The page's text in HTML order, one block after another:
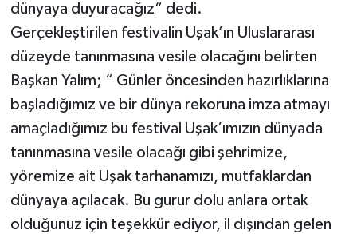
dünyaya duyuracağız“ dedi.
Gerçekleştirilen festivalin Uşak’ın Uluslararası
düzeyde tanınmasına vesile olacağını belirten
Başkan Yalım; “ Günler öncesinden hazırlıklarına
başladığımız ve bir dünya rekoruna imza atmayı
amaçladığımız bu festival Uşak’ımızın dünyada
tanınmasına vesile olacağı gibi şehrimize,
yöremize ait Uşak tarhanamızı, mutfaklardan
dünyaya açılacak. Bu gurur dolu anlara ortak
olduğunuz için teşekkür ediyor, il dışından gelen